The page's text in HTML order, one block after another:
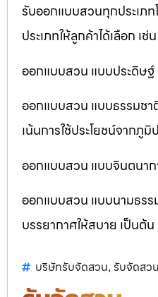
รับออกแบบสวนทุกประเภ
ประเภทให้ลูกค้าได้เลือก เช่น
ออกแบบสวน แบบประดิษฐ์
ออกแบบสวน แบบธรรมช
เน้นการใช้ประโยชน์จากภูมิ
ออกแบบสวน แบบจินตนา
ออกแบบสวน แบบนามธรร
บรรยากาศให้สบาย เป็นต้น
บริษัทรับจัดสวน, รับจัดสวน